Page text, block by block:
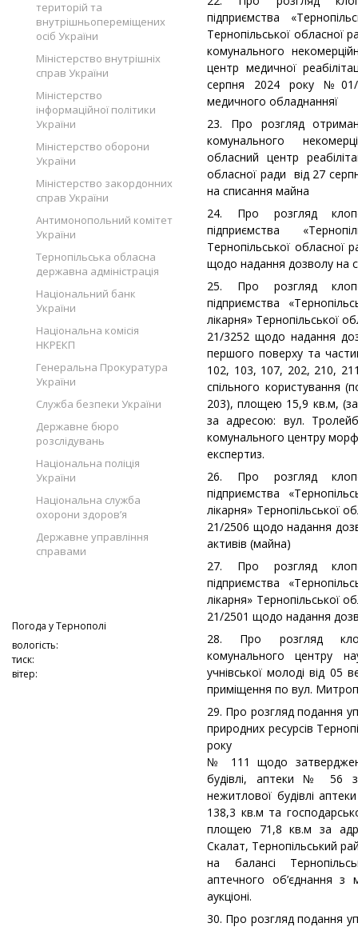
територій та
внутрішньопереміщених
осіб України
Міністерство внутрішніх
справ України
Міністерство
інформаційної політики
України
Міністерство оборони
України
Міністерство закордонних
справ України
Антимонопольний комітет
України
Тернопільська обласна
державна адміністрація
Національний банк
України
Національна комісія
НКРЕКП
Генеральна Прокуратура
України
Служба безпеки України
Державне бюро
розслідувань
Національна поліція
України
Національна служба
охорони здоров’я
Державне управління
справами
Погода уТернополі
вологість:
тиск:
вітер:
підприємства
Тернопільської обласної
комунального
центр медичної
серпня 2024 року №01/
медичного обладнанняї
23. Про розгляд
комунального
обласний центр
обласної ради від 27
на списання майна
24. Про розгляд
підприємства
Тернопільської
щодо надання
25. Про розгляд
підприємства
лікарня» Тернопільської
21/3252 щодо надання
першого поверху та
102, 103, 107, 202, 210,
спільного користування
203), площею 15,9 кв.м,
за адресою: вул.
комунального центру
експертиз.
26. Про розгляд
підприємства
лікарня» Тернопільської
21/2506 щодо надання
активів (майна)
27. Про розгляд
підприємства
лікарня» Тернопільської
21/2501 щодо надання
28. Про розгляд
комунального центру
учнівської молоді від
приміщення по вул.
29. Про розгляд подання
природних ресурсів
року
№ 111 щодо
будівлі, аптеки № 56
нежитлової будівлі
138,3 кв.м та
площею 71,8 кв.м за
Скалат, Тернопільський
на балансі
аптечного об’єднання
аукціоні.
30. Про розгляд подання